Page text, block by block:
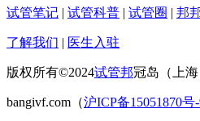
试管笔记 | 试管科普 | 试管圈 | 邦
了解我们 | 医生入驻
版权所有©2024试管邦冠岛（上
bangivf.com（沪ICP备15051870号